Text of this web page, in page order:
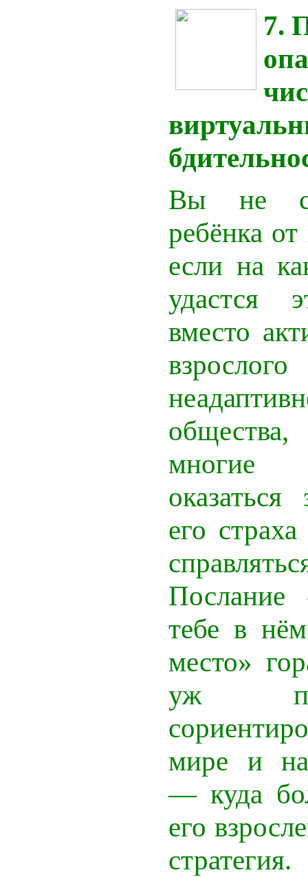
7.
Вы не
ребёнка
если на
удастся
вместо
многие
его
тебе в
место»
уж
мире и
— куда
его
стратегия.